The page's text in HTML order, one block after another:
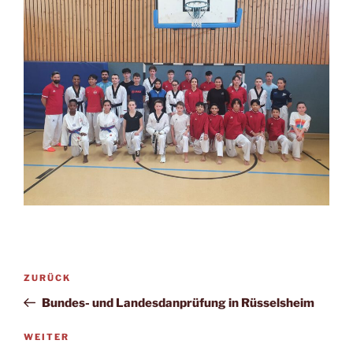
Beitragsnavigation
Vorheriger
Beitrag
ZURÜCK
Bundes- und Landesdanprüfung in Rüsselsheim
Nächster
WEITER